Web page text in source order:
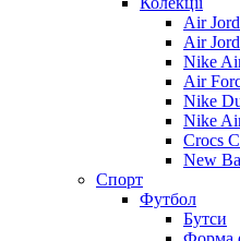
Air
Air
Nike
Air
Nike
Nike
Crocs
New
Спорт
Футбол
Бутси